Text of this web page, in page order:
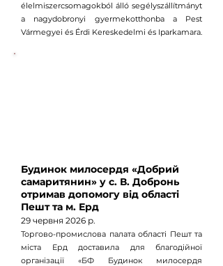
élelmiszercsomagokból álló segélyszállítmányt
a nagydobronyi gyermekotthonba a Pest
Vármegyei és Érdi Kereskedelmi és Iparkamara.
Будинок милосердя «Добрий
самаритянин» у с. В. Добронь
отримав допомогу від області
Пешт та м. Ерд
29 червня 2026 р.
Торгово-промислова палата області Пешт та
міста Ерд доставила для благодійної
організації «БФ Будинок милосердя